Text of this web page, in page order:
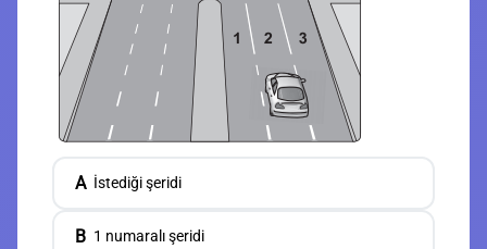
A İstediği şeridi
B 1 numaralı şeridi